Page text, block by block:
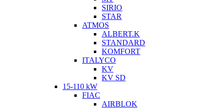
SIRIO
STAR
ATMOS
ALBERT.K
STANDARD
KOMFORT
ITALYCO
KV
KV SD
15-110 kW
FIAC
AIRBLOK